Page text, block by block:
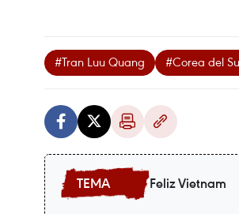
#Tran Luu Quang #Corea del
Feliz Vietnam